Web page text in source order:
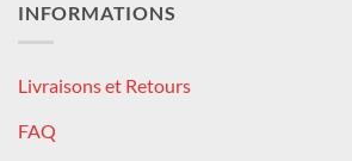
INFORMATIONS
Livraisons et Retours
FAQ